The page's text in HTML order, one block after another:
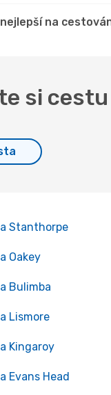
na
si cestu
Stanthorpe
Oakey
Bulimba
Lismore
Kingaroy
Evans Head